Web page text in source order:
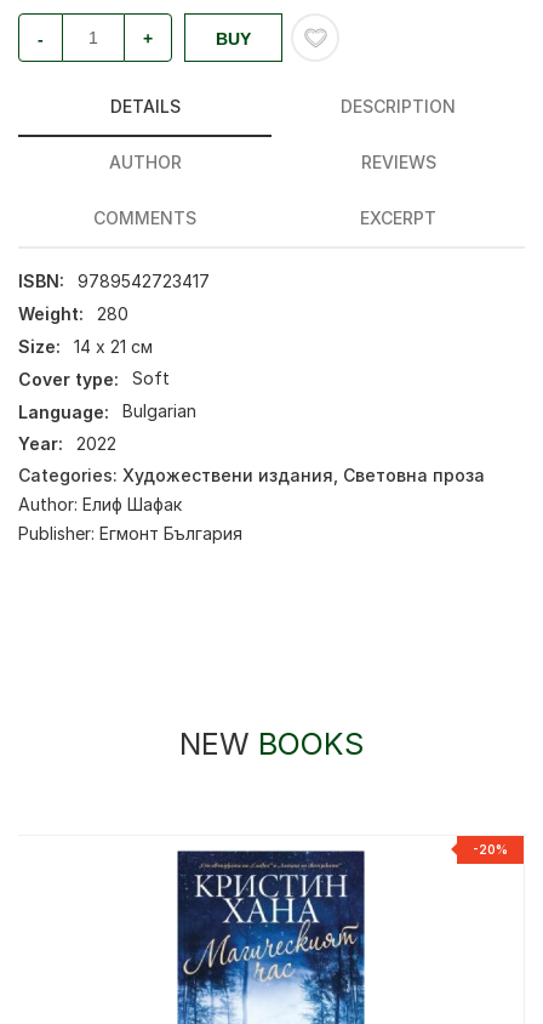
- + BUY
DETAILS DESCRIPTION
AUTHOR REVIEWS
COMMENTS EXCERPT
ISBN:
9789542723417
Weight:
280
Size:
14 х 21 см
Cover type:
Soft
Language:
Bulgarian
Year:
2022
Categories: Художествени издания Световна проза
Author: Елиф Шафак
Publisher: Егмонт България
NEW BOOKS
-20%